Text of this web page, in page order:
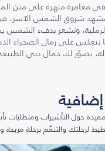
مغامرة مبهرة على متن
مشهد شروق الشمس الآسر،
الرملية، وتشعر بدفء الشمس
تنعكس على رمال الصحراء
له، يصوّر لك جمال دبي
حول التأشيرات ومتطلبات
لرحلتك والتنعّم برحلة مريحة